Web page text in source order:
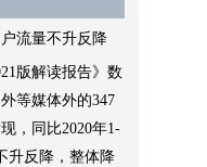
流量不升反降
版解读报告》数
等媒体外的347
，同比2020年1-
升反降，整体降